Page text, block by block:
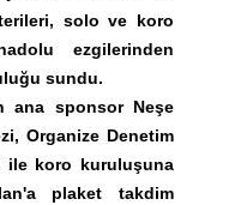
solo ve koro
ezgilerinden
sundu.
ana sponsor Neşe
Organize Denetim
ile koro kuruluşuna
plaket takdim